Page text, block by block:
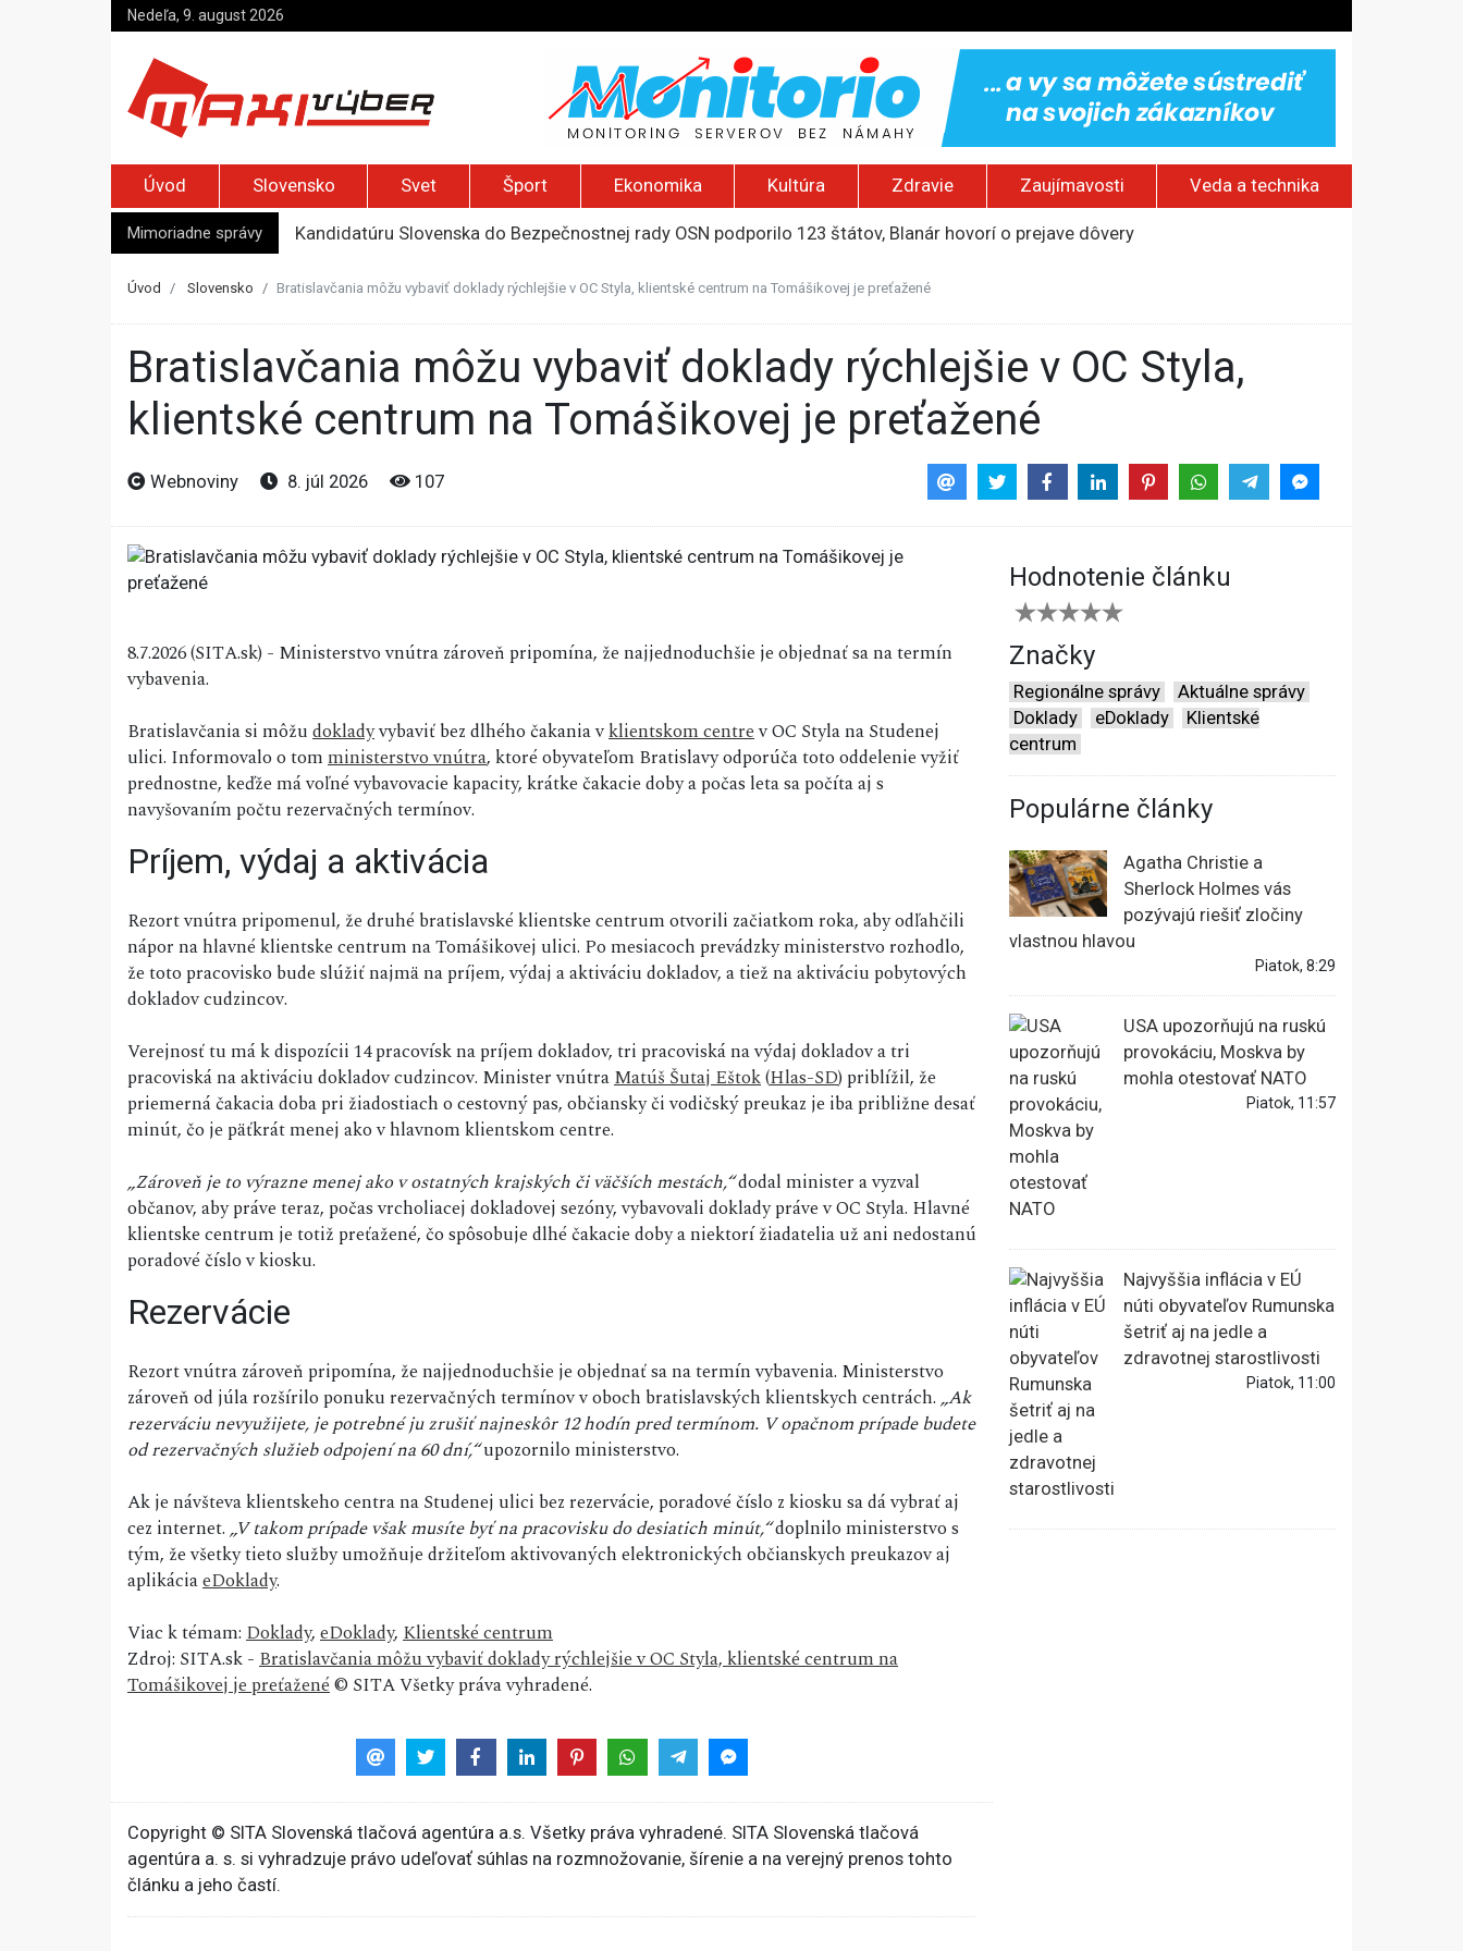
Nedeľa, 9. august 2026
Úvod Slovensko Svet Šport Ekonomika Kultúra Zdravie Zaujímavosti Veda a technika
Mimoriadne správy
Kandidatúru Slovenska do Bezpečnostnej rady OSN podporilo 123 štátov, Blanár hovorí o prejave dôvery
Pápež Lev XIV. sa vo Francúzsku stretne s obeťami sexuálneho zneužívania kňazmi
Úvod Slovensko Bratislavčania môžu vybaviť doklady rýchlejšie v OC Styla, klientské centrum na Tomášikovej je preťažené
Bratislavčania môžu vybaviť doklady rýchlejšie v OC Styla,
klientské centrum na Tomášikovej je preťažené
Webnoviny 8. júl 2026 107
8.7.2026 (SITA.sk) - Ministerstvo vnútra zároveň pripomína, že najjednoduchšie je objednať sa na termín
vybavenia.
Bratislavčania si môžudokladyvybaviť bez dlhého čakania vklientskom centrev OC Styla na Studenej
ulici. Informovalo o tomministerstvo vnútra, ktoré obyvateľom Bratislavy odporúča toto oddelenie vyžiť
prednostne, keďže má voľné vybavovacie kapacity, krátke čakacie doby a počas leta sa počíta aj s
navyšovaním počtu rezervačných termínov.
Príjem, výdaj a aktivácia
Rezort vnútra pripomenul, že druhé bratislavské klientske centrum otvorili začiatkom roka, aby odľahčili
nápor na hlavné klientske centrum na Tomášikovej ulici. Po mesiacoch prevádzky ministerstvo rozhodlo,
že toto pracovisko bude slúžiť najmä na príjem, výdaj a aktiváciu dokladov, a tiež na aktiváciu pobytových
dokladov cudzincov.
Verejnosť tu má k dispozícii 14 pracovísk na príjem dokladov, tri pracoviská na výdaj dokladov a tri
pracoviská na aktiváciu dokladov cudzincov. Minister vnútraMatúš Šutaj Eštok(Hlas-SD) priblížil, že
priemerná čakacia doba pri žiadostiach o cestovný pas, občiansky či vodičský preukaz je iba približne desať
minút, čo je päťkrát menej ako v hlavnom klientskom centre.
„Zároveň je to výrazne menej ako v ostatných krajských či väčších mestách,“dodal minister a vyzval
občanov, aby práve teraz, počas vrcholiacej dokladovej sezóny, vybavovali doklady práve v OC Styla. Hlavné
klientske centrum je totiž preťažené, čo spôsobuje dlhé čakacie doby a niektorí žiadatelia už ani nedostanú
poradové číslo v kiosku.
Rezervácie
Rezort vnútra zároveň pripomína, že najjednoduchšie je objednať sa na termín vybavenia. Ministerstvo
zároveň od júla rozšírilo ponuku rezervačných termínov v oboch bratislavských klientskych centrách.„Ak
rezerváciu nevyužijete, je potrebné ju zrušiť najneskôr 12 hodín pred termínom. V opačnom prípade budete
od rezervačných služieb odpojení na 60 dní,“upozornilo ministerstvo.
Ak je návšteva klientskeho centra na Studenej ulici bez rezervácie, poradové číslo z kiosku sa dá vybrať aj
cez internet.„V takom prípade však musíte byť na pracovisku do desiatich minút,“doplnilo ministerstvo s
tým, že všetky tieto služby umožňuje držiteľom aktivovaných elektronických občianskych preukazov aj
aplikáciaeDoklady.
Viac k témam:Doklady,eDoklady,Klientské centrum
Zdroj: SITA.sk -Bratislavčania môžu vybaviť doklady rýchlejšie v OC Styla, klientské centrum na
Tomášikovej je preťažené© SITA Všetky práva vyhradené.
Hodnotenie článku
Značky
Regionálne správy
Aktuálne správy
Doklady
eDoklady
Klientské
centrum
Populárne články
Agatha Christie a
Sherlock Holmes vás
pozývajú riešiť zločiny
vlastnou hlavou
Piatok, 8:29
USA upozorňujú na ruskú
provokáciu, Moskva by
mohla otestovať NATO
Piatok, 11:57
Najvyššia inflácia v EÚ
núti obyvateľov Rumunska
šetriť aj na jedle a
zdravotnej starostlivosti
Piatok, 11:00
Copyright © SITA Slovenská tlačová agentúra a.s. Všetky práva vyhradené. SITA Slovenská tlačová
agentúra a. s. si vyhradzuje právo udeľovať súhlas na rozmnožovanie, šírenie a na verejný prenos tohto
článku a jeho častí.